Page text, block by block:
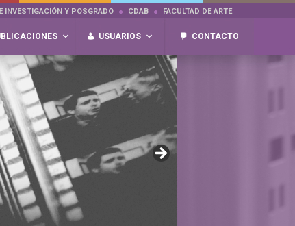
INVESTIGACIÓN Y POSGRADO CDAB FACULTAD DE ARTE
USUARIOS CONTACTO